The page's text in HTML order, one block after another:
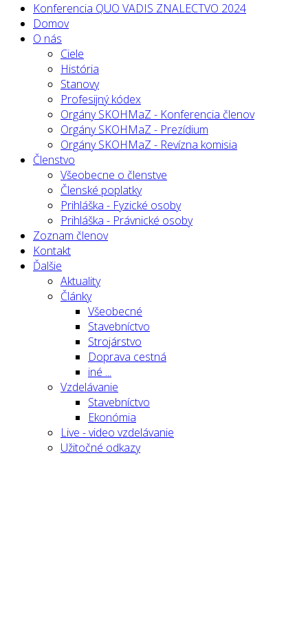
Konferencia QUO VADIS ZNALECTVO 2024
Domov
O nás
Ciele
História
Stanovy
Profesijný kódex
Orgány SKOHMaZ - Konferencia členov
Orgány SKOHMaZ - Prezídium
Orgány SKOHMaZ - Revízna komisia
Členstvo
Všeobecne o členstve
Členské poplatky
Prihláška - Fyzické osoby
Prihláška - Právnické osoby
Zoznam členov
Kontakt
Ďalšie
Aktuality
Články
Všeobecné
Stavebníctvo
Strojárstvo
Doprava cestná
iné ...
Vzdelávanie
Stavebníctvo
Ekonómia
Live - video vzdelávanie
Užitočné odkazy